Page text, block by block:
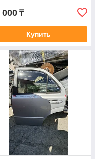
000 ₸
Купить